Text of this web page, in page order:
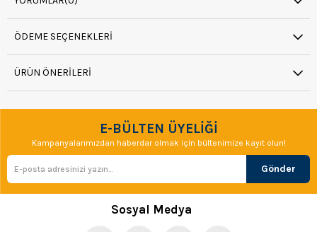
ÖDEME SEÇENEKLERI
ÜRÜN ÖNERILERI
E-BÜLTEN ÜYELİĞİ
Kampanyalarımızdan haberdar olmak için bültenimize kayıt olun!
Gönder
Sosyal Medya